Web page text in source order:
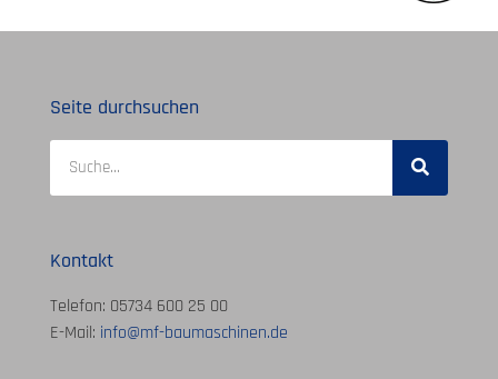
Seite durchsuchen
Kontakt
Telefon: 05734 600 25 00
E-Mail: info@mf-baumaschinen.de